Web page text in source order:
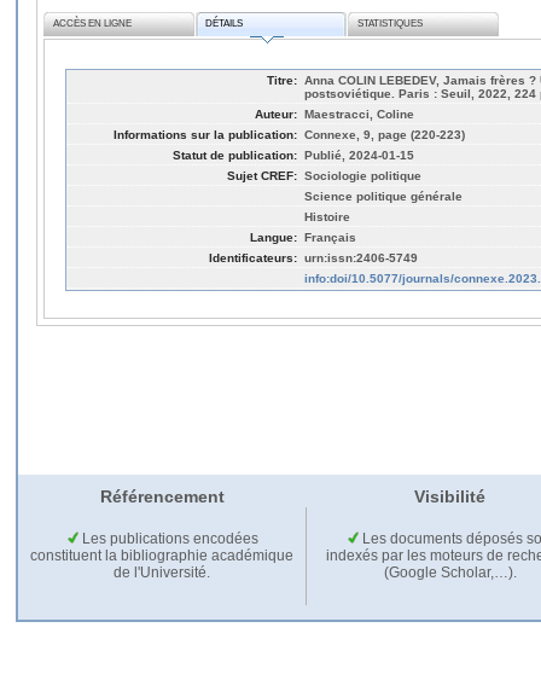
ACCÈS EN LIGNE DÉTAILS STATISTIQUES
Titre: Anna COLIN LEBEDEV, Jamais frères
postsoviétique. Paris : Seuil, 2022, 224
Auteur: Maestracci, Coline
Informations sur la publication: Connexe, 9, page (220-223)
Statut de publication: Publié, 2024-01-15
Sujet CREF: Sociologie politique
Science politique générale
Histoire
Langue: Français
Identificateurs: urn:issn:2406-5749
info:doi/10.5077/journals/
Référencement Visibilité
Les publications encodées
constituent la bibliographie académique
de l'Université.
Les documents déposés
indexés par les moteurs de
(Google Scholar,…).